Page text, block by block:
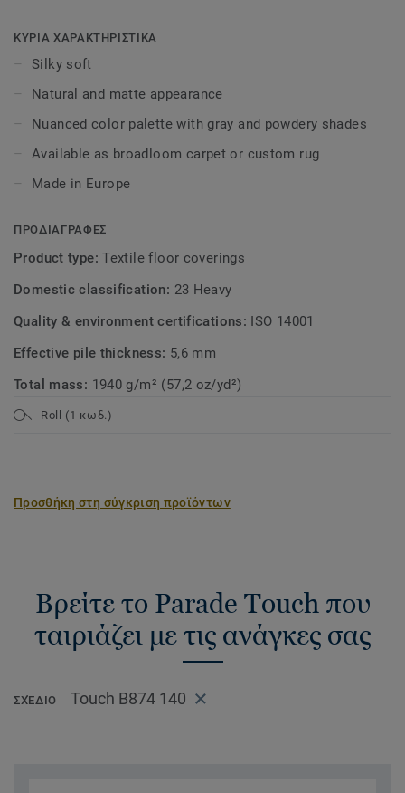
ultimate feeling of relaxation and comfort is created by the
special threads, which also make stains easier to remove.
You want to touch this carpet, so... please do touch!
Available as broadloom carpet or custom rug.
ΚΥΡΙΑ ΧΑΡΑΚΤΗΡΙΣΤΙΚΑ
Silky soft
Natural and matte appearance
Nuanced color palette with gray and powdery shades
Available as broadloom carpet or custom rug
Made in Europe
ΠΡΟΔΙΑΓΡΑΦΕΣ
Product type:Textile floor coverings
Domestic classification: 23 Heavy
Quality & environment certifications: ISO 14001
Effective pile thickness: 5,6 mm
Total mass: 1940 g/m² (57,2 oz/yd²)
Roll (1 κωδ.)
Προσθήκη στη σύγκριση προϊόντων
Βρείτε το Parade Touch που
ταιριάζει με τις ανάγκες σας
ΣΧΈΔΙΟ Touch B874 140